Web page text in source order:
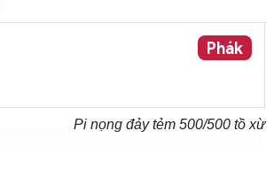
Phák
Pi nọng đảy tẻm 500/500 tồ xừ